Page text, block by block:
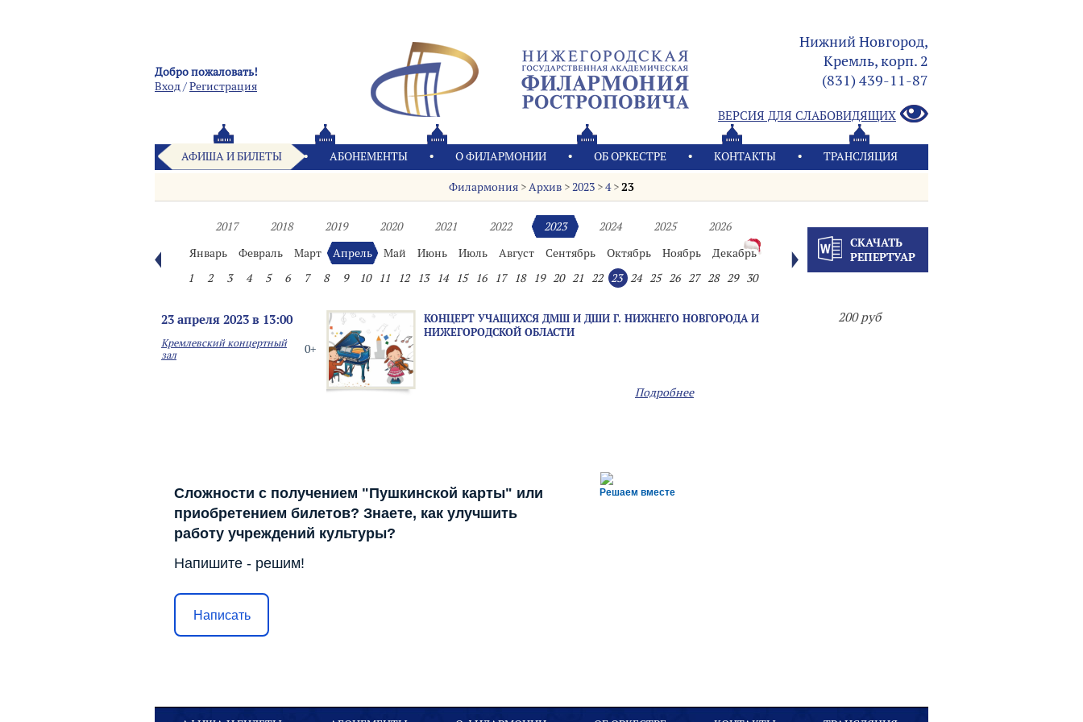
Добро пожаловать!
Вход/Pегистрация
Нижний Новгород,
Кремль, корп. 2
(831) 439-11-87
ВЕРСИЯ ДЛЯ СЛАБОВИДЯЩИХ
АФИША И БИЛЕТЫ АБОНЕМЕНТЫ О ФИЛАРМОНИИ OБ ОРКЕСТРЕ КОНТАКТЫ ТРАНСЛЯЦИЯ
Филармония >Архив >2023 >4>23
2017 2018 2019 2020 2021 2022 2023 2024 2025
2026
Январь
Февраль Март Апрель Май Июнь Июль Август Сентябрь Октябрь Ноябрь
Декабрь
1
2 3 4 5 6 7 8 9 10 11 12 13 14 15 16 17 18 19 20 21 22 23 24 25 26 27 28 29 30
СКАЧАТЬ
РЕПЕРТУАР
23 апреля 2023 в 13:00
0+
Кремлевский концертный
зал
КОНЦЕРТ УЧАЩИХСЯ ДМШ И ДШИ Г. НИЖНЕГО НОВГОРОДА И
НИЖЕГОРОДСКОЙ ОБЛАСТИ
Подробнее
200 руб
Решаем вместе
Сложности с получением "Пушкинской карты" или
приобретением билетов? Знаете, как улучшить
работу учреждений культуры?
Напишите - решим!
Написать